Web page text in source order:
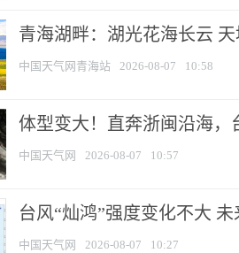
青海湖畔：湖光花海长云
中国天气网青海站 2026-08-07 10:58
体型变大！直奔浙闽沿海，
中国天气网 2026-08-07 10:57
台风“灿鸿”强度变化不大
中国天气网 2026-08-07 10:27